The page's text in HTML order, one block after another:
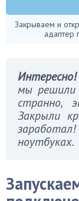
Закрываем и
адаптер
Интересно!
мы решили
странно,
Закрыли
ноутбуках.